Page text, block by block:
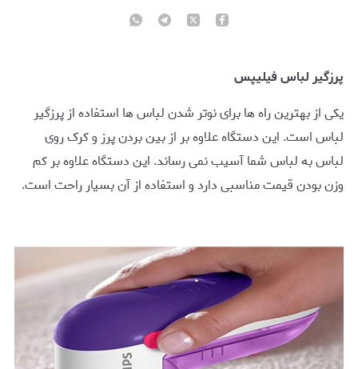
پرزگیر لباس فیلیپس
یکی از بهترین راه ها برای نوتر شدن لباس ها استفاده از پرزگیر
لباس است. این دستگاه علاوه بر از بین بردن پرز و کرک روی
لباس به لباس شما آسیب نمی رساند. این دستگاه علاوه بر کم
وزن بودن قیمت مناسبی دارد و استفاده از آن بسیار راحت است.